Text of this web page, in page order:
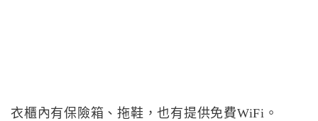
衣櫃內有保險箱、拖鞋，也有提供免費WiFi。